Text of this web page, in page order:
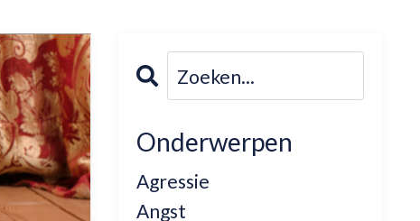
Onderwerpen
Agressie
Angst